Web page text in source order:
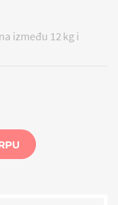
između 12 kg i